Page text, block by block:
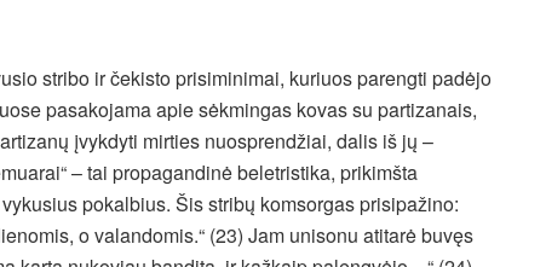
stribo ir čekisto prisiminimai, kuriuos parengti padėjo
pasakojama apie sėkmingas kovas su partizanais,
įvykdyti mirties nuosprendžiai, dalis iš jų –
– tai propagandinė beletristika, prikimšta
pokalbius. Šis stribų komsorgas prisipažino:
o valandomis.“ (23) Jam unisonu atitarė buvęs